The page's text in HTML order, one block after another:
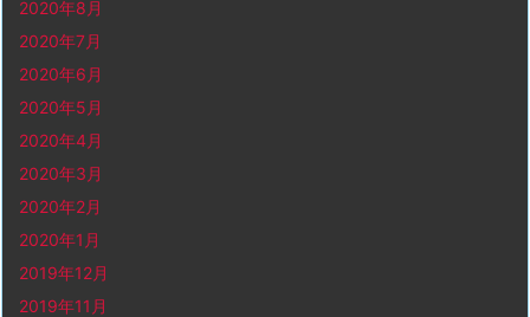
2020年8月
2020年7月
2020年6月
2020年5月
2020年4月
2020年3月
2020年2月
2020年1月
2019年12月
2019年11月